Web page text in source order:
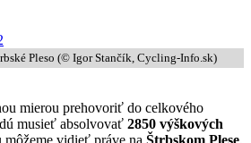
Pleso (© Igor Stančík, Cycling-Info.sk)
mierou prehovoriť do celkového
musieť absolvovať 2850 výškových
vidieť práve na Štrbskom Plese,